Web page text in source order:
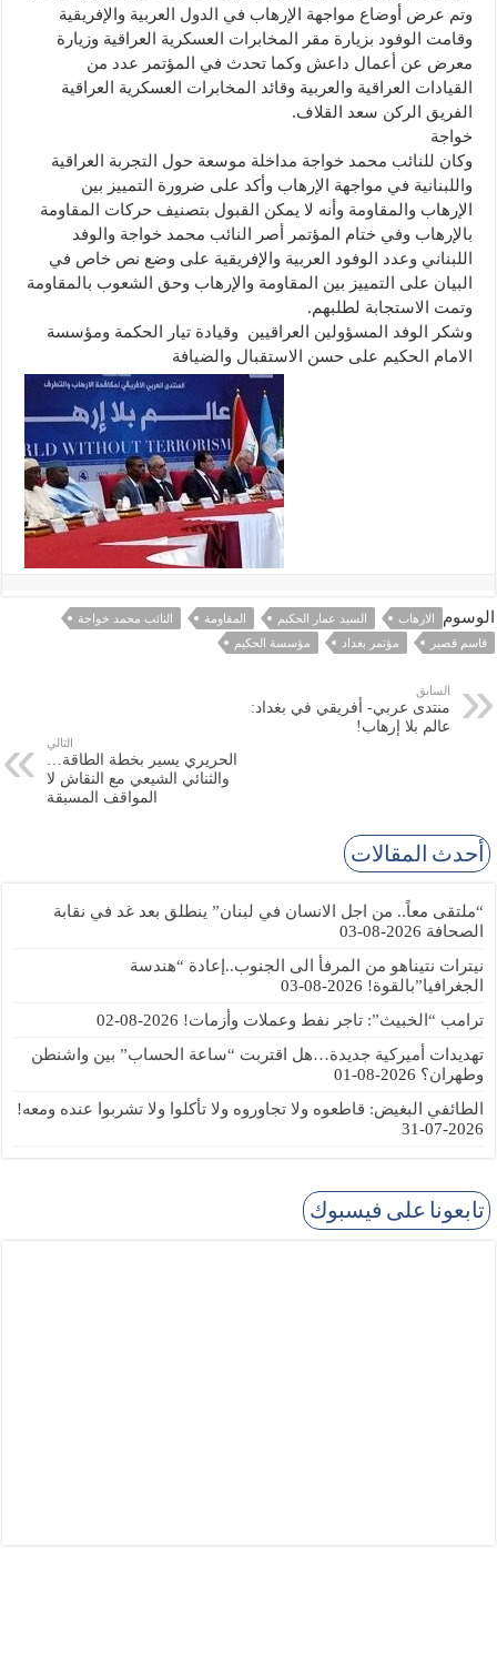
وتم عرض أوضاع مواجهة الإرهاب في الدول العربية والإفريقية
وقامت الوفود بزيارة مقر المخابرات العسكرية العراقية وزيارة
معرض عن أعمال داعش وكما تحدث في المؤتمر عدد من
القيادات العراقية والعربية وقائد المخابرات العسكرية العراقية
الفريق الركن سعد القلاف.
خواجة
وكان للنائب محمد خواجة مداخلة موسعة حول التجربة العراقية
واللبنانية في مواجهة الإرهاب وأكد على ضرورة التمييز بين
الإرهاب والمقاومة وأنه لا يمكن القبول بتصنيف حركات المقاومة
بالإرهاب وفي ختام المؤتمر أصر النائب محمد خواجة والوفد
اللبناني وعدد الوفود العربية والإفريقية على وضع نص خاص في
البيان على التمييز بين المقاومة والإرهاب وحق الشعوب بالمقاومة
وتمت الاستجابة لطلبهم.
وشكر الوفد المسؤولين العراقيين وقيادة تيار الحكمة ومؤسسة
الامام الحكيم على حسن الاستقبال والضيافة
الوسوم الارهاب السيد عمار الحكبم المقاومة
النائب محمد خواجة
قاسم قصير
مؤتمر بغداد مؤسسة الحكيم
السابق
منتدى عربي- أفريقي في بغداد:
عالم بلا إرهاب!
التالي
الحريري يسير بخطة الطاقة…
والثنائي الشيعي مع النقاش لا
المواقف المسبقة
أحدث المقالات
“ملتقى معاً.. من اجل الانسان في لبنان” ينطلق بعد غد في نقابة
الصحافة 2026-08-03
نيترات نتيناهو من المرفأ الى الجنوب..إعادة “هندسة
الجغرافيا”بالقوة! 2026-08-03
ترامب “الخبيث”: تاجر نفط وعملات وأزمات! 2026-08-02
تهديدات أميركية جديدة…هل اقتربت “ساعة الحساب” بين واشنطن
وطهران؟ 2026-08-01
الطائفي البغيض: قاطعوه ولا تجاوروه ولا تأكلوا ولا تشربوا عنده ومعه!
2026-07-31
تابعونا على فيسبوك